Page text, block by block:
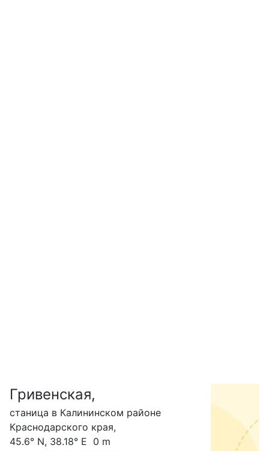
Гривенская,
станица в Калининском районе
Краснодарского края,
45.6° N, 38.18° E 0 m